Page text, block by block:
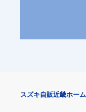
スズキ自販近畿ホーム